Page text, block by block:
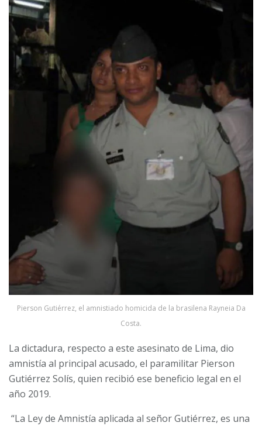
Pierson Gutiérrez, el amnistiado homicida de la brasilena Rayneia Da
Costa.
La dictadura, respecto a este asesinato de Lima, dio
amnistía al principal acusado, el paramilitar Pierson
Gutiérrez Solís, quien recibió ese beneficio legal en el
año 2019.
“La Ley de Amnistía aplicada al señor Gutiérrez, es una